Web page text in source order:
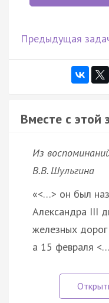
Предыдущая
Вместе с этой
Из
В.В. Шульгина
«<…> он был
Александра III
железных
а 15 февраля